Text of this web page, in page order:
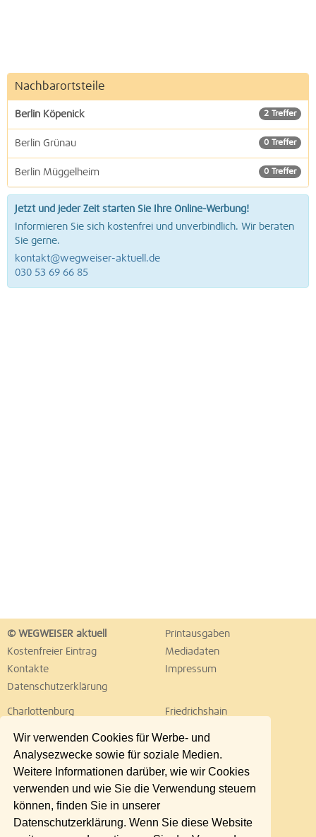
Wir verwenden Cookies für Werbe- und
Analysezwecke sowie für soziale Medien.
Weitere Informationen darüber, wie wir Cookies
verwenden und wie Sie die Verwendung steuern
können, finden Sie in unserer
Datenschutzerklärung. Wenn Sie diese Website
Nachbarortsteile
2 Treffer
Berlin Köpenick
0 Treffer
Berlin Grünau
0 Treffer
Berlin Müggelheim
Jetzt und jeder Zeit starten Sie Ihre Online-Werbung!
Informieren Sie sich kostenfrei und unverbindlich. Wir beraten
Sie gerne.
kontakt@wegweiser-aktuell.de
030 53 69 66 85
© WEGWEISER aktuell
Printausgaben
Kostenfreier Eintrag
Mediadaten
Kontakte
Impressum
Datenschutzerklärung
Charlottenburg
Friedrichshain
Lichtenberg
Marzahn
Neukölln
Pankow
Reinickendorf
Schöneberg